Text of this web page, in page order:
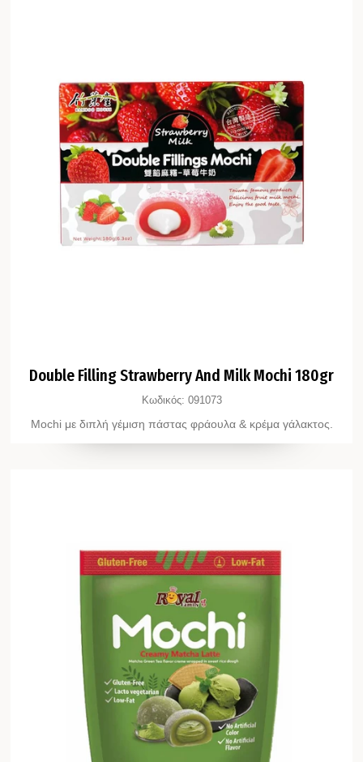
Double Filling Strawberry And Milk Mochi 180gr
Κωδικός: 091073
Mochi με διπλή γέμιση πάστας φράουλα & κρέμα γάλακτος.